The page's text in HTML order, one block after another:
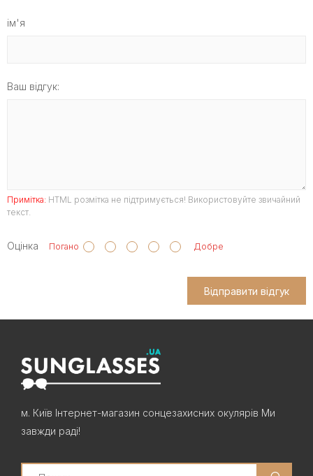
ім'я
Ваш відгук:
Примітка: HTML розмітка не підтримується! Використовуйте звичайний
текст.
Оцінка Погано Добре
Відправити відгук
м. Київ Інтернет-магазин сонцезахисних окулярів Ми
завжди раді!
Search